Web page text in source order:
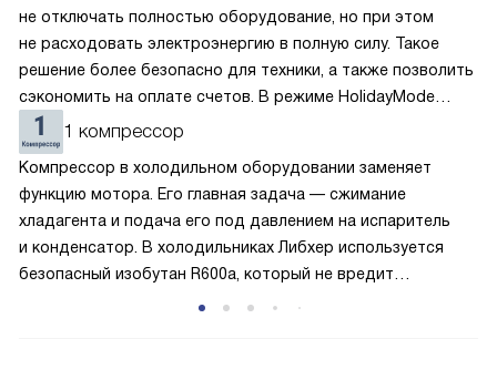
не отключать полностью оборудование, но при этом
не расходовать электроэнергию в полную силу. Такое
решение более безопасно для техники, а также позволить
сэкономить на оплате счетов. В режиме HolidayMode
вентилятор и суперохлаждение не работают, а в камере
устанавливается температура в районе +15 градусов. Это
позволяет сохранить продукты на определённое время
и избежать появление неприятных запахов.
1 компрессор
Компрессор в холодильном оборудовании заменяет
функцию мотора. Его главная задача — сжимание
хладагента и подача его под давлением на испаритель
и конденсатор. В холодильниках Либхер используется
безопасный изобутан R600a, который не вредит